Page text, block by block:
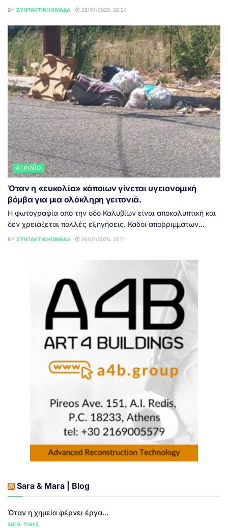
BY ΣΥΝΤΑΚΤΙΚΉ ΟΜΆΔΑ 28/07/2026, 20:24
ΑΓΡΊΝΙΟ
Όταν η «ευκολία» κάποιων γίνεται υγειονομική
βόμβα για μια ολόκληρη γειτονιά.
Η φωτογραφία από την οδό Καλυβίων είναι αποκαλυπτική και
δεν χρειάζεται πολλές εξηγήσεις. Κάδοι απορριμμάτων...
BY ΣΥΝΤΑΚΤΙΚΉ ΟΜΆΔΑ 26/07/2026, 21:11
Sara & Mara | Blog
Όταν η χημεία φέρνει έργα...
sara-mara